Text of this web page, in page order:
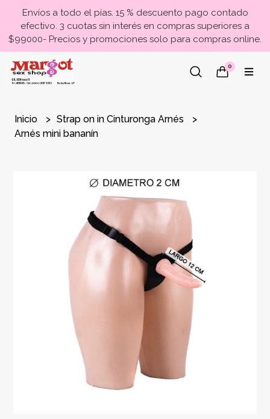
Envíos a todo el pías. 15 % descuento pago contado
efectivo. 3 cuotas sin interés en compras superiores a
$99000- Precios y promociones solo para compras online.
0
Inicio
Strap on in Cinturonga Arnés
Arnés mini bananín